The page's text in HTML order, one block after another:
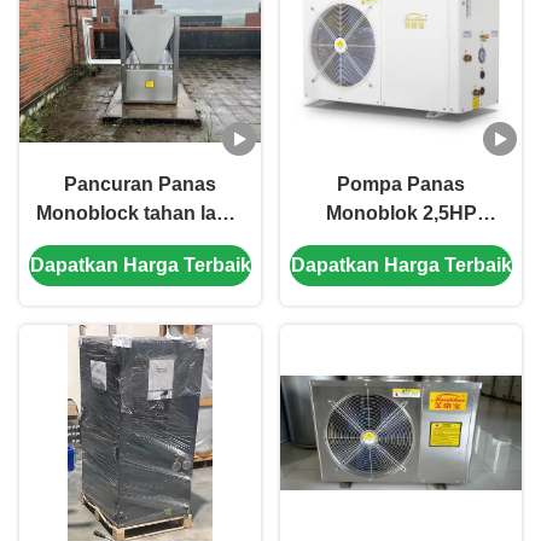
Pancuran Panas
Monoblock tahan lama
52KW 304# Lembar
Logam 3/380V/60Hz
Dapatkan Harga Terbaik
Pompa Panas
Monoblok 2,5HP
dengan Refrigeran R32
220V 60Hz untuk
Dapatkan Harga Terbaik